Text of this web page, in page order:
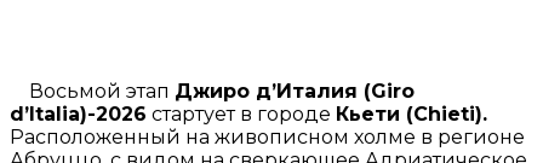
Восьмой этап Джиро д’Италия (Giro
d’Italia)-2026 стартует в городе Кьети (Chieti).
Расположенный на живописном холме в регионе